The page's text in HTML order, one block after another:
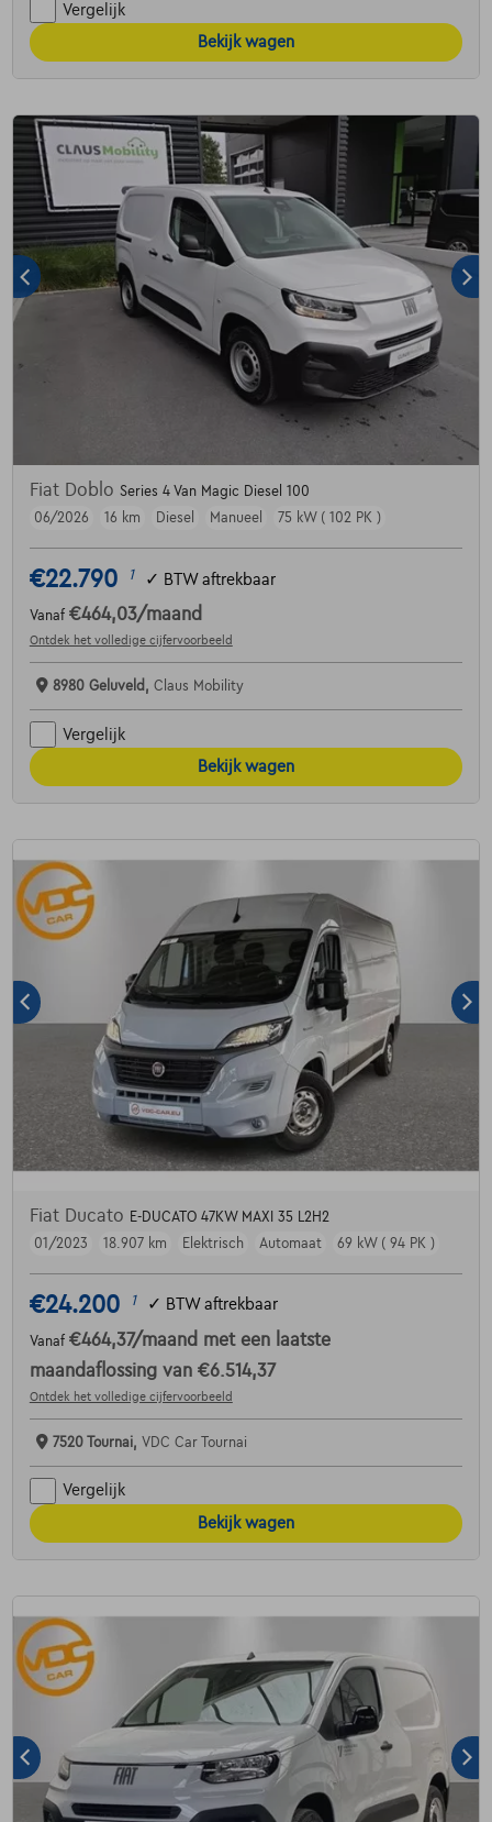
Vergelijk
Bekijk wagen
Fiat Doblo Series 4 Van Magic Diesel 100
06/2026
16 km Diesel Manueel 75 kW ( 102 PK )
€22.790 1 ✓ BTW aftrekbaar
Vanaf €464,03/maand
Ontdek het volledige cijfervoorbeeld
8980 Geluveld, Claus Mobility
Vergelijk
Bekijk wagen
Fiat Ducato E-DUCATO 47KW MAXI 35 L2H2
01/2023
18.907 km Elektrisch Automaat 69 kW ( 94 PK )
€24.200 1 ✓ BTW aftrekbaar
Vanaf €464,37/maand met een laatste
maandaflossing van €6.514,37
Ontdek het volledige cijfervoorbeeld
7520 Tournai, VDC Car Tournai
Vergelijk
Bekijk wagen